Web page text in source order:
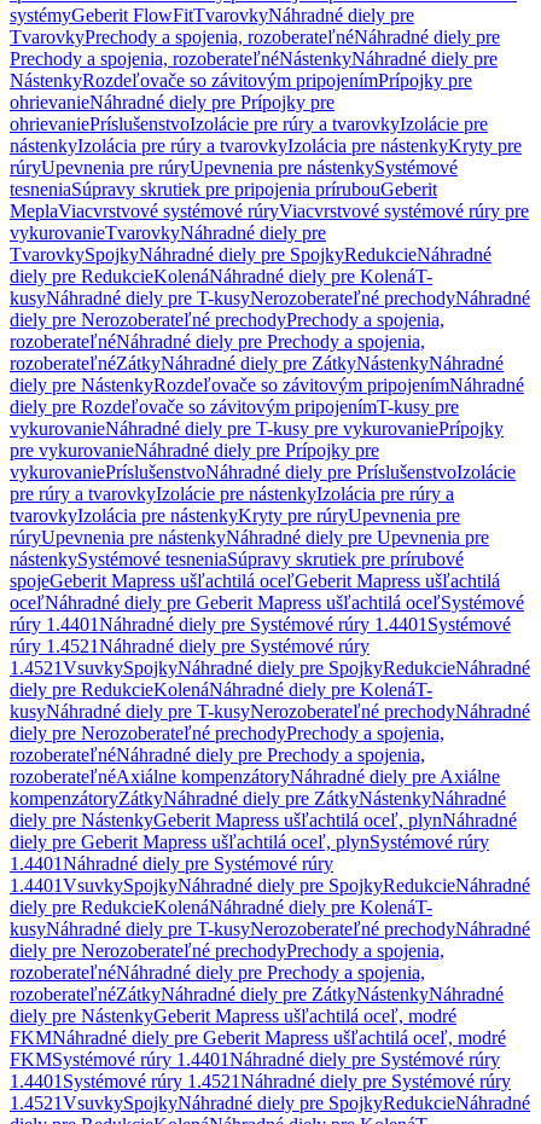
systémyGeberit FlowFitTvarovkyNáhradné diely pre
TvarovkyPrechody a spojenia, rozoberateľnéNáhradné diely pre
Prechody a spojenia, rozoberateľnéNástenkyNáhradné diely pre
NástenkyRozdeľovače so závitovým pripojenímPrípojky pre
ohrievanieNáhradné diely pre Prípojky pre
ohrievaniePríslušenstvoIzolácie pre rúry a tvarovkyIzolácie pre
nástenkyIzolácia pre rúry a tvarovkyIzolácia pre nástenkyKryty pre
rúryUpevnenia pre rúryUpevnenia pre nástenkySystémové
tesneniaSúpravy skrutiek pre pripojenia prírubouGeberit
MeplaViacvrstvové systémové rúryViacvrstvové systémové rúry pre
vykurovanieTvarovkyNáhradné diely pre
TvarovkySpojkyNáhradné diely pre SpojkyRedukcieNáhradné
diely pre RedukcieKolenáNáhradné diely pre KolenáT-
kusyNáhradné diely pre T-kusyNerozoberateľné prechodyNáhradné
diely pre Nerozoberateľné prechodyPrechody a spojenia,
rozoberateľnéNáhradné diely pre Prechody a spojenia,
rozoberateľnéZátkyNáhradné diely pre ZátkyNástenkyNáhradné
diely pre NástenkyRozdeľovače so závitovým pripojenímNáhradné
diely pre Rozdeľovače so závitovým pripojenímT-kusy pre
vykurovanieNáhradné diely pre T-kusy pre vykurovaniePrípojky
pre vykurovanieNáhradné diely pre Prípojky pre
vykurovaniePríslušenstvoNáhradné diely pre PríslušenstvoIzolácie
pre rúry a tvarovkyIzolácie pre nástenkyIzolácia pre rúry a
tvarovkyIzolácia pre nástenkyKryty pre rúryUpevnenia pre
rúryUpevnenia pre nástenkyNáhradné diely pre Upevnenia pre
nástenkySystémové tesneniaSúpravy skrutiek pre prírubové
spojeGeberit Mapress ušľachtilá oceľGeberit Mapress ušľachtilá
oceľNáhradné diely pre Geberit Mapress ušľachtilá oceľSystémové
rúry 1.4401Náhradné diely pre Systémové rúry 1.4401 Systémové
rúry 1.4521Náhradné diely pre Systémové rúry
1.4521VsuvkySpojkyNáhradné diely pre SpojkyRedukcieNáhradné
diely pre RedukcieKolenáNáhradné diely pre KolenáT-
kusyNáhradné diely pre T-kusyNerozoberateľné prechodyNáhradné
diely pre Nerozoberateľné prechodyPrechody a spojenia,
rozoberateľnéNáhradné diely pre Prechody a spojenia,
rozoberateľnéAxiálne kompenzátoryNáhradné diely pre Axiálne
kompenzátoryZátkyNáhradné diely pre ZátkyNástenkyNáhradné
diely pre NástenkyGeberit Mapress ušľachtilá oceľ, plynNáhradné
diely pre Geberit Mapress ušľachtilá oceľ, plynSystémové rúry
1.4401Náhradné diely pre Systémové rúry
1.4401VsuvkySpojkyNáhradné diely pre SpojkyRedukcieNáhradné
diely pre RedukcieKolenáNáhradné diely pre KolenáT-
kusyNáhradné diely pre T-kusyNerozoberateľné prechodyNáhradné
diely pre Nerozoberateľné prechodyPrechody a spojenia,
rozoberateľnéNáhradné diely pre Prechody a spojenia,
rozoberateľnéZátkyNáhradné diely pre ZátkyNástenkyNáhradné
diely pre NástenkyGeberit Mapress ušľachtilá oceľ, modré
FKMNáhradné diely pre Geberit Mapress ušľachtilá oceľ, modré
FKMSystémové rúry 1.4401Náhradné diely pre Systémové rúry
1.4401 Systémové rúry 1.4521Náhradné diely pre Systémové rúry
1.4521VsuvkySpojkyNáhradné diely pre SpojkyRedukcieNáhradné